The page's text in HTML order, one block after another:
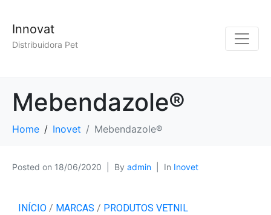
Innovat
Distribuidora Pet
Mebendazole®
Home Inovet Mebendazole®
Posted on 18/06/2020 By admin In Inovet
INÍCIO / MARCAS / PRODUTOS VETNIL